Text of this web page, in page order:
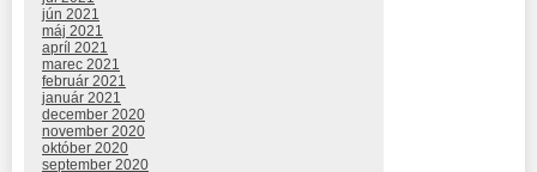
jún 2021
máj 2021
apríl 2021
marec 2021
február 2021
január 2021
december 2020
november 2020
október 2020
september 2020